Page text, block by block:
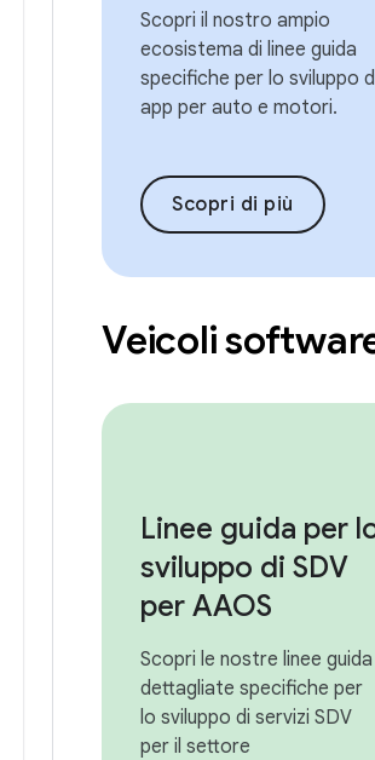
Scopri il nostro ampio
ecosistema di linee guida
specifiche per lo sviluppo
app per auto e motori.
Scopri di più
Veicoli
Linee guida per
sviluppo di SDV
per AAOS
Scopri le nostre linee guida
dettagliate specifiche per
lo sviluppo di servizi SDV
per il settore